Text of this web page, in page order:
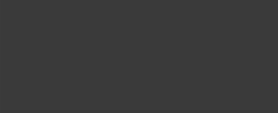
中心（需提前预约）
心（需提前预约）
中心（需提前预约）